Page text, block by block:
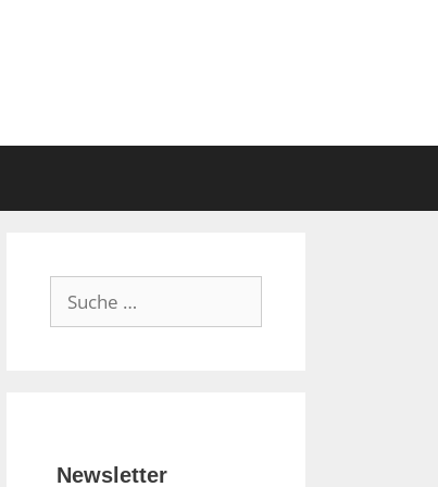
Suche
nach:
Newsletter